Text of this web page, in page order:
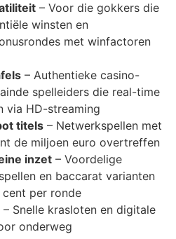
– Voor die gokkers die
winsten en
met winfactoren
– Authentieke casino-
spelleiders die real-time
via HD-streaming
titels – Netwerkspellen met
de miljoen euro overtreffen
inzet – Voordelige
en baccarat varianten
per ronde
– Snelle krasloten en digitale
onderweg